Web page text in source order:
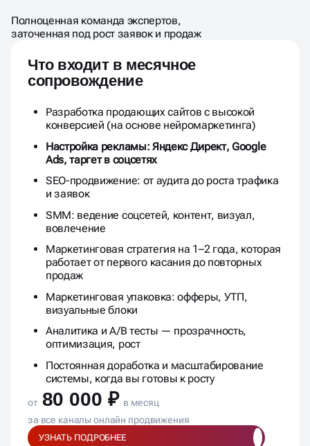
МАРКЕТИНГА
МАРКЕТОЛОГА
Полноценная команда экспертов,
заточенная под рост заявок и продаж
Что входит в месячное
сопровождение
Разработка продающих сайтов с высокой
конверсией (на основе нейромаркетинга)
Настройка рекламы: Яндекс Директ, Google
Ads, таргет в соцсетях
SEO-продвижение: от аудита до роста трафика
и заявок
SMM: ведение соцсетей, контент, визуал,
вовлечение
Маркетинговая стратегия на 1–2 года, которая
работает от первого касания до повторных
продаж
Маркетинговая упаковка: офферы, УТП,
визуальные блоки
Аналитика и A/B тесты — прозрачность,
оптимизация, рост
Постоянная доработка и масштабирование
системы, когда вы готовы к росту
от 80 000 ₽ в месяц
за все каналы онлайн продвижения
УЗНАТЬ ПОДРОБНЕЕ